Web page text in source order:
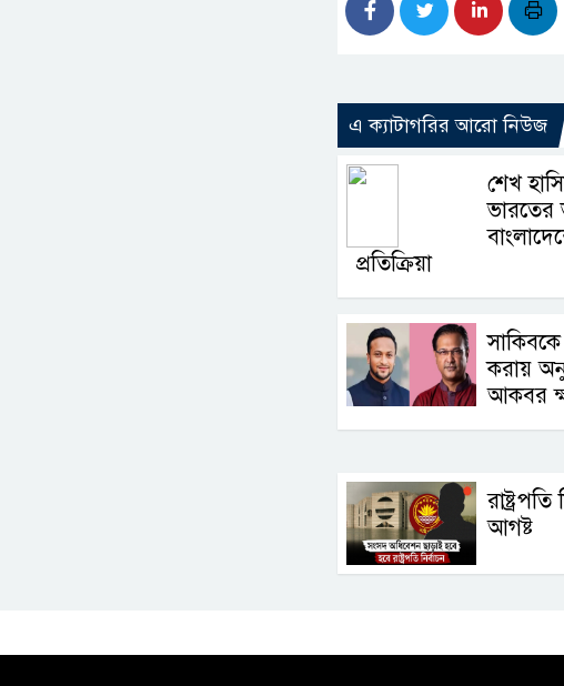
এ ক্যাটাগরির আরো নিউজ
শেখ
ভারতের
প্রতিক্রিয়া
করায়
আকবর
আগষ্ট